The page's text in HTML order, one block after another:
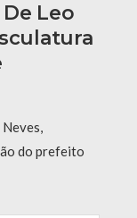
Leo
do prefeito